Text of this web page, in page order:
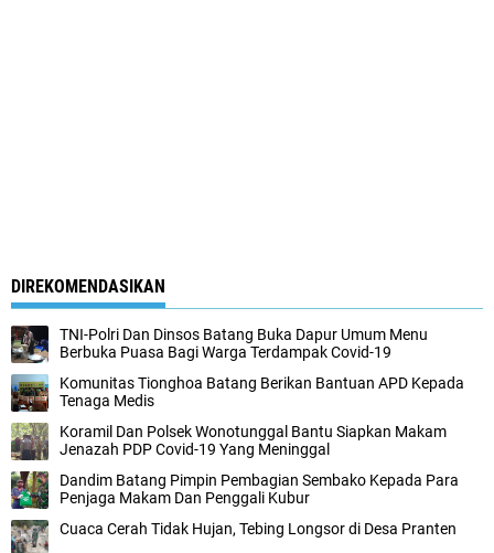
DIREKOMENDASIKAN
TNI-Polri Dan Dinsos Batang Buka Dapur Umum Menu
Berbuka Puasa Bagi Warga Terdampak Covid-19
Komunitas Tionghoa Batang Berikan Bantuan APD Kepada
Tenaga Medis
Koramil Dan Polsek Wonotunggal Bantu Siapkan Makam
Jenazah PDP Covid-19 Yang Meninggal
Dandim Batang Pimpin Pembagian Sembako Kepada Para
Penjaga Makam Dan Penggali Kubur
Cuaca Cerah Tidak Hujan, Tebing Longsor di Desa Pranten